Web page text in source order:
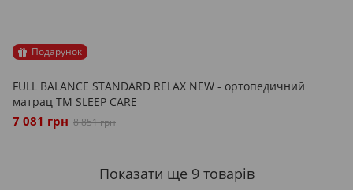
Подарунок
FULL BALANCE STANDARD RELAX NEW - ортопедичний
матрац ТМ SLEEP CARE
7 081 грн 8 851 грн
Показати ще 9 товарів